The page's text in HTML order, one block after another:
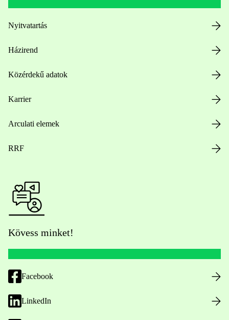
Nyitvatartás
Házirend
Közérdekű adatok
Karrier
Arculati elemek
RRF
Kövess minket!
Facebook
LinkedIn